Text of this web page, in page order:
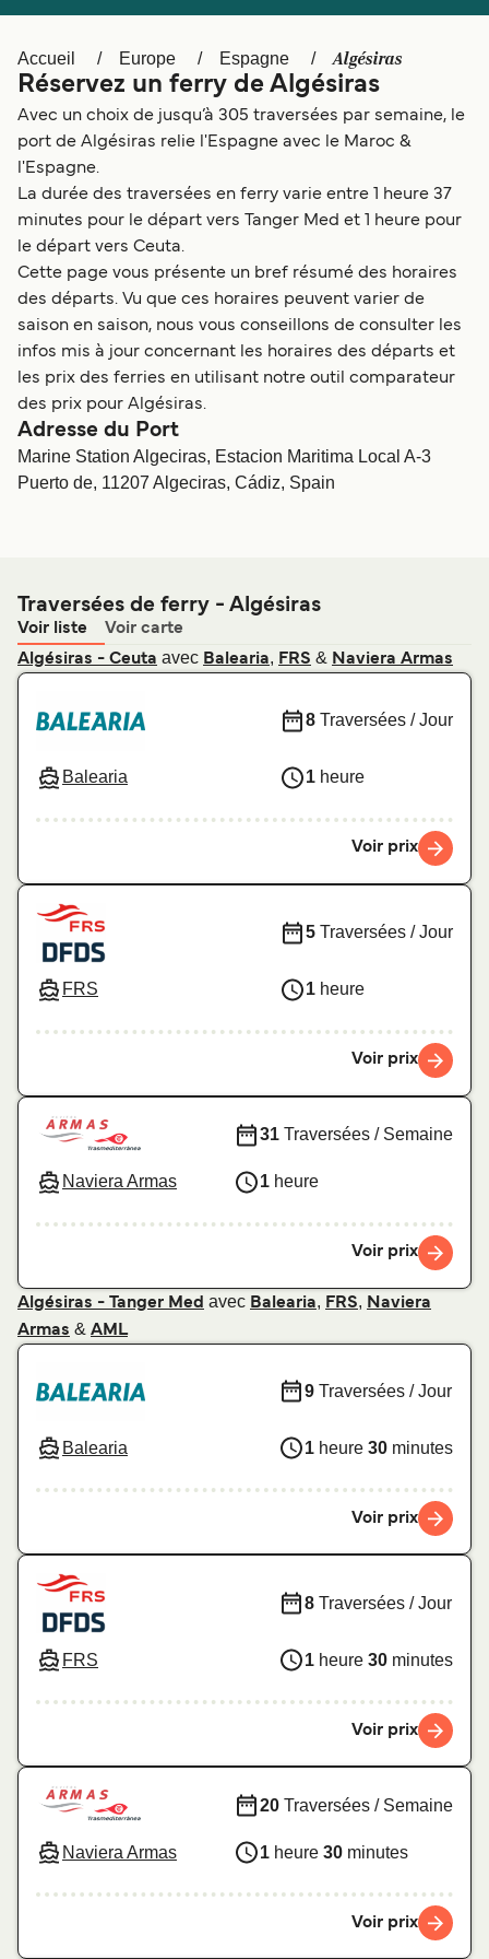
Deutschland Schweiz (DE)
Norge Україна
Indonesia
Accueil Europe Espagne Algésiras
Réservez un ferry de Algésiras
Avec un choix de jusqu’à 305 traversées par semaine, le
port de Algésiras relie l'Espagne avec le Maroc &
l'Espagne.
La durée des traversées en ferry varie entre 1 heure 37
minutes pour le départ vers Tanger Med et 1 heure pour
le départ vers Ceuta.
Cette page vous présente un bref résumé des horaires
des départs. Vu que ces horaires peuvent varier de
saison en saison, nous vous conseillons de consulter les
infos mis à jour concernant les horaires des départs et
les prix des ferries en utilisant notre outil comparateur
des prix pour Algésiras.
Adresse du Port
Marine Station Algeciras, Estacion Maritima Local A-3
Puerto de, 11207 Algeciras, Cádiz, Spain
Traversées de ferry - Algésiras
Voir liste
Voir carte
Algésiras - Ceuta avec Balearia, FRS & Naviera Armas
Balearia
8 Traversées / Jour
1 heure
Voir prix
FRS
5 Traversées / Jour
1 heure
Voir prix
Naviera Armas
31 Traversées / Semaine
1 heure
Voir prix
Algésiras - Tanger Med avec Balearia, FRS, Naviera
Armas & AML
Balearia
9 Traversées / Jour
1 heure 30 minutes
Voir prix
FRS
8 Traversées / Jour
1 heure 30 minutes
Voir prix
Naviera Armas
20 Traversées / Semaine
1 heure 30 minutes
Voir prix